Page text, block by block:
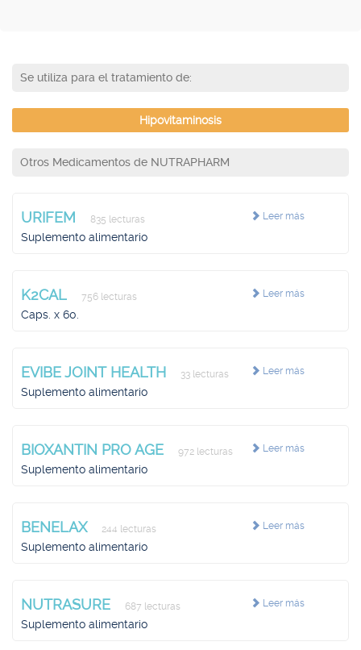
Se utiliza para el tratamiento de:
Hipovitaminosis
Otros Medicamentos de NUTRAPHARM
Leer más
URIFEM 835 lecturas
Suplemento alimentario
Leer más
K2CAL 756 lecturas
Caps. x 60.
Leer más
EVIBE JOINT HEALTH 33 lecturas
Suplemento alimentario
Leer más
BIOXANTIN PRO AGE 972 lecturas
Suplemento alimentario
Leer más
BENELAX 244 lecturas
Suplemento alimentario
Leer más
NUTRASURE 687 lecturas
Suplemento alimentario